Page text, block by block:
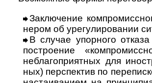
Заключение
не­ром об уре­гу­ли­ро­ва­нии
В случае упорного
постро­е­ние
небла­го­при­ят­ных для
ных) пер­с­пек­тив по